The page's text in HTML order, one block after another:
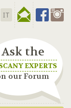
IT
Ask the
EXPERTS
our Forum